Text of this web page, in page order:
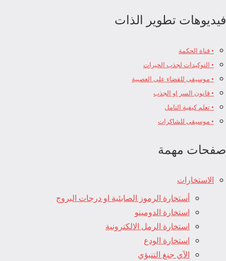
فيديوهات تطوير الذات
• قناة الحكمة
• التوكيدات لجذب الخيرات
• موسيقى للقضاء على العصبية
• قانون السر او الجذب
• تعلم كيفية التامل
• موسيقى للشاكرات
صفحات مهمة
الاستخارات
أستخارة الرموز الصابئية او درجات البروج
استخارة الدومينو
استخارة الرمل الالكترونية
استخارة الودع
الآي جنغ التنبؤي